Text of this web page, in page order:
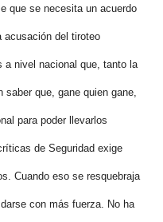
que se necesita un acuerdo
acusación del tiroteo
a nivel nacional que, tanto la
saber que, gane quien gane,
para poder llevarlos
de Seguridad exige
Cuando eso se resquebraja
con más fuerza. No ha